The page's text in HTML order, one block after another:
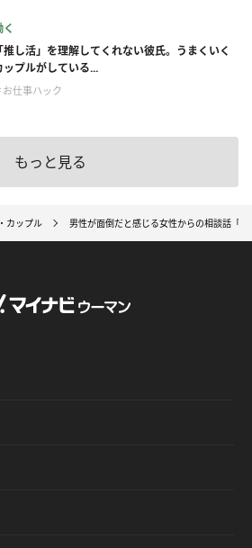
「推し活」を理解してくれない彼氏。うまくいく
ップルがしている...
お仕事ハック
もっと見る
カップル 男性が面倒だと感じる女性からの相談話「